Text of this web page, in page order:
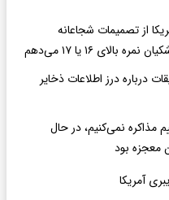
از تصمیمات شجاعانه
۱۶ یا ۱۷ می‌دهم
درباره درز اطلاعات ذخایر
مذاکره نمی‌کنیم، در حال
معجزه بود
آمریکا